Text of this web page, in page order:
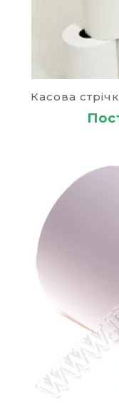
Касова